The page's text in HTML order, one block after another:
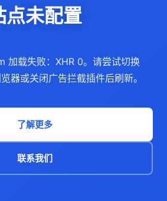
点未配置
加载失败：XHR 0。请尝试切换
器或关闭广告拦截插件后刷新。
了解更多
联系我们